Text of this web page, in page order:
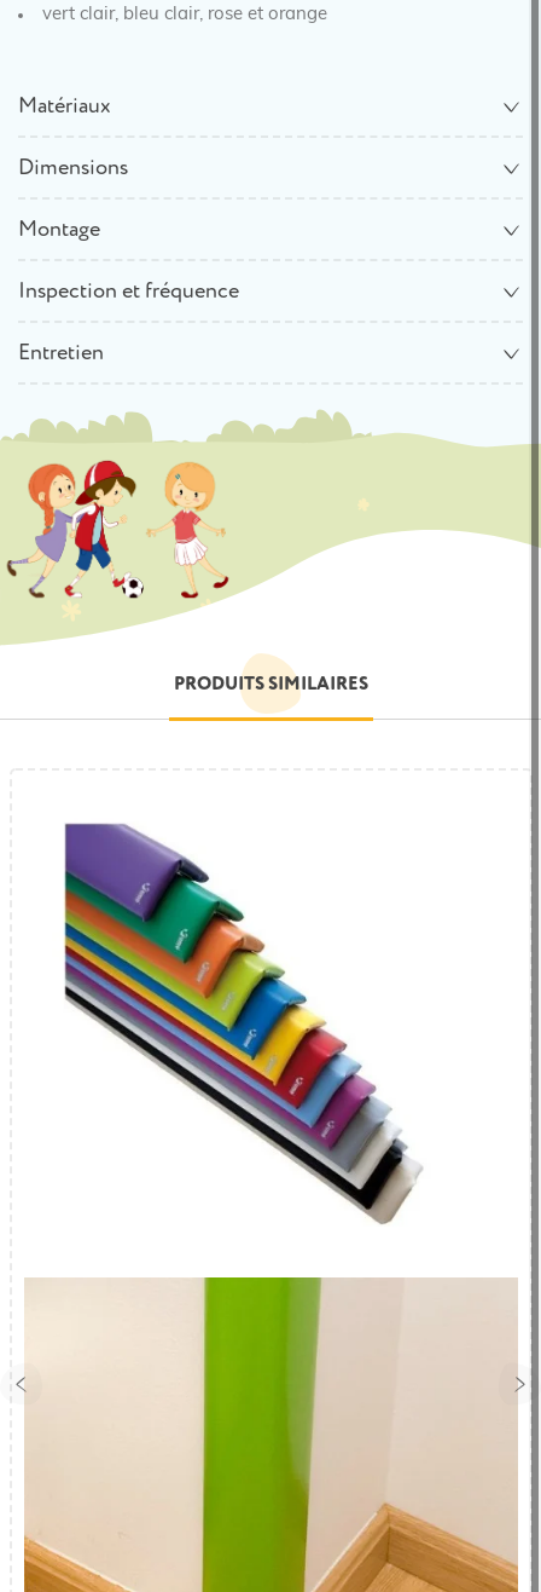
vert clair, bleu clair, rose et orange
Matériaux
Dimensions
Montage
Inspection et fréquence
Entretien
PRODUITS SIMILAIRES